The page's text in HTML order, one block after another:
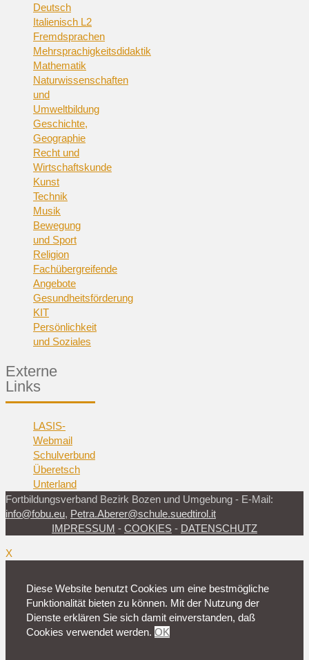
Deutsch
Italienisch L2
Fremdsprachen
Mehrsprachigkeitsdidaktik
Mathematik
Naturwissenschaften
und
Umweltbildung
Geschichte,
Geographie
Recht und
Wirtschaftskunde
Kunst
Technik
Musik
Bewegung
und Sport
Religion
Fachübergreifende
Angebote
Gesundheitsförderung
KIT
Persönlichkeit
und Soziales
Externe
Links
LASIS-
Webmail
Schulverbund
Überetsch
Unterland
Fortbildungsverband Bezirk Bozen und Umgebung - E-Mail:
info@fobu.eu, Petra.Aberer@schule.suedtirol.it
IMPRESSUM - COOKIES - DATENSCHUTZ
X
Diese Website benutzt Cookies um eine bestmögliche
Funktionalität bieten zu können. Mit der Nutzung der
Dienste erklären Sie sich damit einverstanden, daß
Cookies verwendet werden. OK